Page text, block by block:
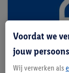
Voordat we
jouw
Wij verwerken als